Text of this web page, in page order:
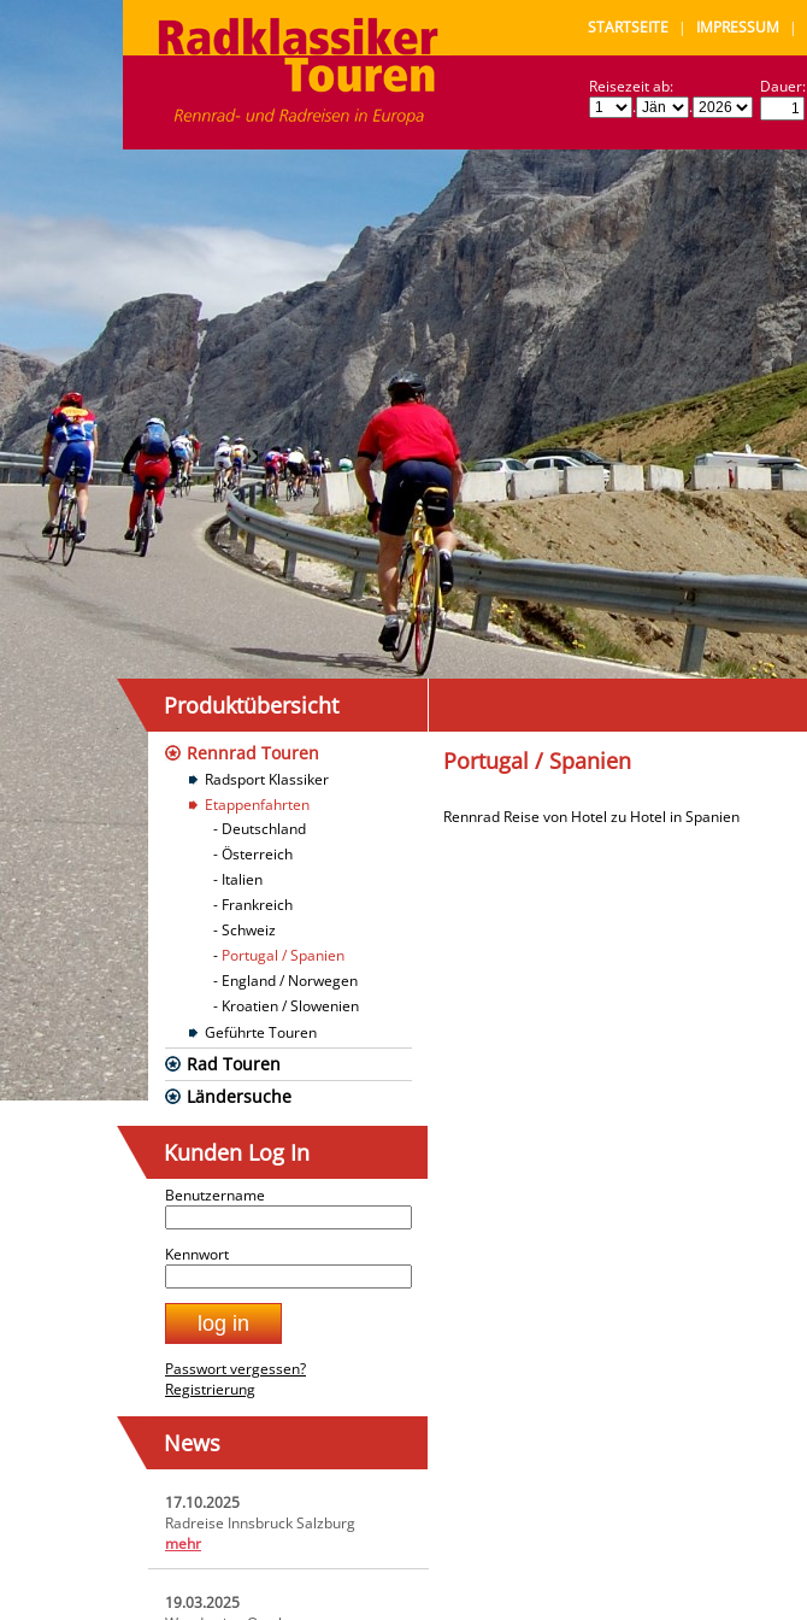
STARTSEITE | IMPRESSUM |
Reisezeit ab:
.
.
Dauer:
Produktübersicht
Rennrad Touren
Radsport Klassiker
Etappenfahrten
Deutschland
Österreich
Italien
Frankreich
Schweiz
Portugal / Spanien
England / Norwegen
Kroatien / Slowenien
Geführte Touren
Rad Touren
Ländersuche
Kunden Log In
Benutzername
Kennwort
Passwort vergessen?
Registrierung
News
17.10.2025
Radreise Innsbruck Salzburg
mehr
19.03.2025
Portugal / Spanien
Rennrad Reise von Hotel zu Hotel in Spanien